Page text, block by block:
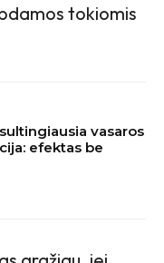
tokiomis
vasaros
efektas be